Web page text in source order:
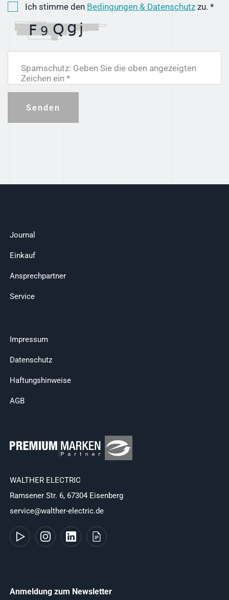
Ich stimme den Bedingungen & Datenschutz zu. *
Spamschutz: Geben Sie die oben angezeigten
Zeichen ein *
Senden
Journal
Einkauf
Ansprechpartner
Service
Impressum
Datenschutz
Haftungshinweise
AGB
WALTHER ELECTRIC
Ramsener Str. 6, 67304 Eisenberg
service@walther-electric.de
Anmeldung zum Newsletter